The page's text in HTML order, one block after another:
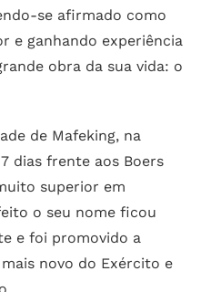
se afirmado como
e ganhando experiência
obra da sua vida: o
de Mafeking, na
dias frente aos Boers
superior em
o seu nome ficou
e foi promovido a
novo do Exército e